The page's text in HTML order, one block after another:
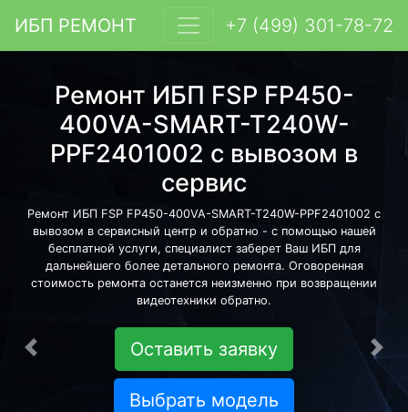
ИБП РЕМОНТ +7 (499) 301-78-72
Ремонт ИБП FSP FP450-
400VA-SMART-T240W-
PPF2401002 с вывозом в
сервис
Ремонт ИБП FSP FP450-400VA-SMART-T240W-PPF2401002 с
вывозом в сервисный центр и обратно - с помощью нашей
бесплатной услуги, специалист заберет Ваш ИБП для
дальнейшего более детального ремонта. Оговоренная
стоимость ремонта останется неизменно при возвращении
видеотехники обратно.
Оставить заявку
Выбрать модель
Предыдущая